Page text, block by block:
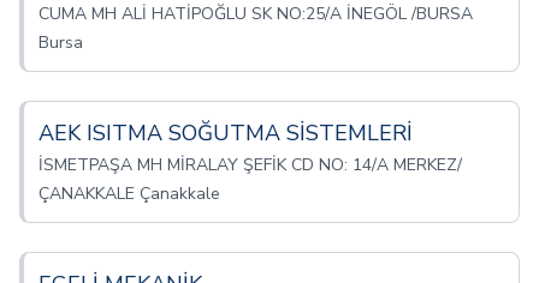
CUMA MH ALİ HATİPOĞLU SK NO:25/A İNEGÖL /BURSA
Bursa
AEK ISITMA SOĞUTMA SİSTEMLERİ
İSMETPAŞA MH MİRALAY ŞEFİK CD NO: 14/A MERKEZ/
ÇANAKKALE Çanakkale